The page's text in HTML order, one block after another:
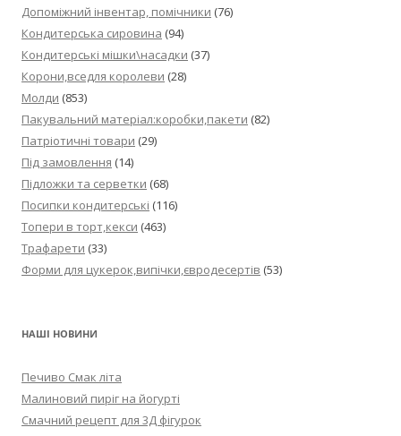
Допоміжний інвентар, помічники (76)
Кондитерська сировина (94)
Кондитерські мішки\насадки (37)
Корони,вседля королеви (28)
Молди (853)
Пакувальний матеріал:коробки,пакети (82)
Патріотичні товари (29)
Під замовлення (14)
Підложки та серветки (68)
Посипки кондитерські (116)
Топери в торт,кекси (463)
Трафарети (33)
Форми для цукерок,випічки,євродесертів (53)
НАШІ НОВИНИ
Печиво Смак літа
Малиновий пиріг на йогурті
Смачний рецепт для 3Д фігурок